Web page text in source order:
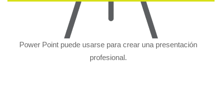
Power Point puede usarse para crear una presentación
profesional.